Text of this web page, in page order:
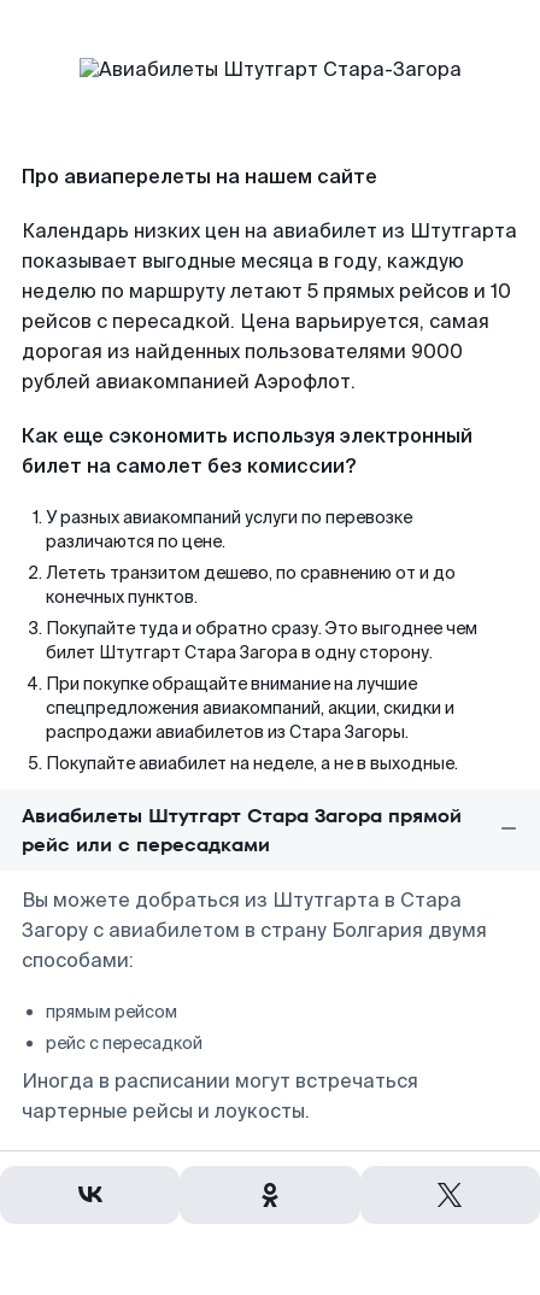
Про авиаперелеты на нашем сайте
Календарь низких цен на авиабилет из Штутгарта
показывает выгодные месяца в году, каждую
неделю по маршруту летают 5 прямых рейсов и 10
рейсов с пересадкой. Цена варьируется, самая
дорогая из найденных пользователями 9000
рублей авиакомпанией Аэрофлот.
Как еще сэкономить используя электронный
билет на самолет без комиссии?
У разных авиакомпаний услуги по перевозке
различаются по цене.
Лететь транзитом дешево, по сравнению от и до
конечных пунктов.
Покупайте туда и обратно сразу. Это выгоднее чем
билет Штутгарт Стара Загора в одну сторону.
При покупке обращайте внимание на лучшие
спецпредложения авиакомпаний, акции, скидки и
распродажи авиабилетов из Стара Загоры.
Покупайте авиабилет на неделе, а не в выходные.
Авиабилеты Штутгарт Стара Загора прямой
рейс или с пересадками
Вы можете добраться из Штутгарта в Стара
Загору с авиабилетом в страну Болгария двумя
способами:
прямым рейсом
рейс с пересадкой
Иногда в расписании могут встречаться
чартерные рейсы и лоукосты.